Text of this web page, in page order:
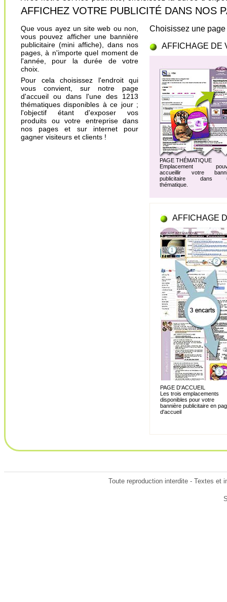
AFFICHEZ VOTRE PUBLICITÉ DANS NOS
Que vous ayez un site web ou non,
vous pouvez afficher une bannière
publicitaire (mini affiche), dans nos
pages, à n'importe quel moment de
l'année, pour la durée de votre
choix.
Pour cela choisissez l'endroit qui
vous convient, sur notre page
d'accueil ou dans l'une des 1213
thématiques disponibles à ce jour ;
l'objectif étant d'exposer vos
produits ou votre entreprise dans
nos pages et sur internet pour
gagner visiteurs et clients !
Choisissez une
AFFICHAGE DE
PAGE THÉMATIQUE
Emplacement
accueillir votre
publicitaire dans
thématique.
AFFICHAGE
PAGE D'ACCUEIL
Les trois emplacements
disponibles pour votre
bannière publicitaire en
d'accueil
Toute reproduction interdite - Textes et